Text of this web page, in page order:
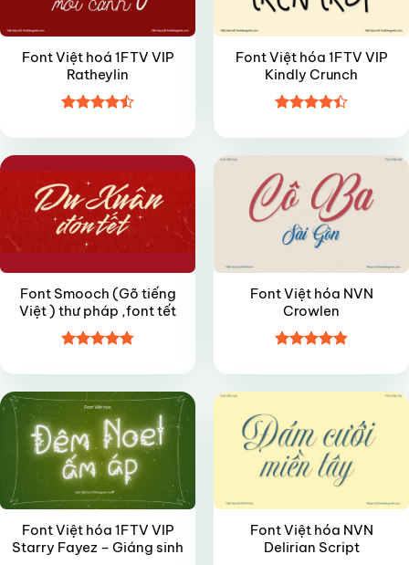
Font Việt hoá 1FTV VIP
Ratheylin
hạng4.5
5 sao
Font Việt hóa 1FTV VIP
Kindly Crunch
hạng4.4
Font Smooch (Gõ tiếng
Việt ) thư pháp ,font tết
hạng4.85
sao
Font Việt hóa NVN
Crowlen
hạng4.85
5 sao
Font Việt hóa 1FTV VIP
Starry Fayez – Giáng sinh
Font Việt hóa NVN
Delirian Script